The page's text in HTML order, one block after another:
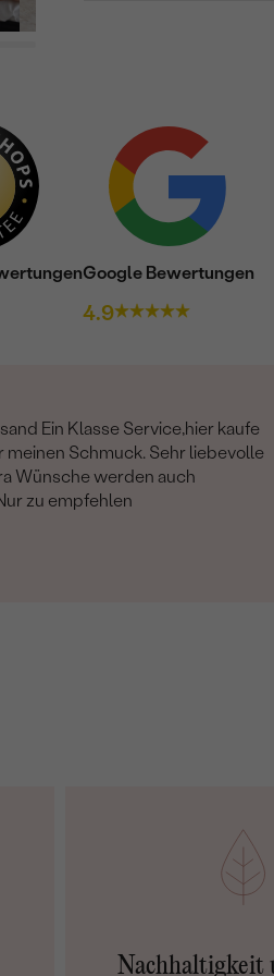
Google Bewertungen
4.9
Ein Klasse Service,hier kaufe
meinen Schmuck. Sehr liebevolle
Wünsche werden auch
zu empfehlen
Nachhaltigkeit